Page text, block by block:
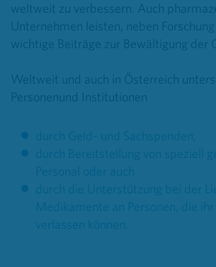
weltweit zu verbessern. Auch
Unternehmen leisten, neben
wichtige Beiträge zur Bewältigung der
Weltweit und auch in Österreich
Personenund Institutionen
durch Geld- und Sachspenden,
durch Bereitstellung von speziell
Personal oder auch
durch die Unterstützung bei der
Medikamente an Personen, die
verlassen können.